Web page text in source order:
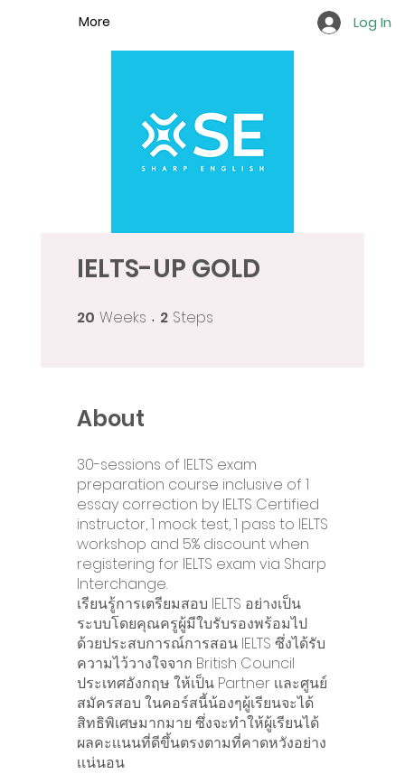
Log In
More
IELTS-UP GOLD
20 Weeks 20 Weeks
2 Steps
About
30-sessions of IELTS exam
preparation course inclusive of 1
essay correction by IELTS Certified
instructor, 1 mock test, 1 pass to IELTS
workshop and 5% discount when
registering for IELTS exam via Sharp
Interchange.
เรียนรู้การเตรียมสอบ IELTS อย่างเป็น
ระบบโดยคุณครูผู้มีใบรับรองพร้อมไป
ด้วยประสบการณ์การสอน IELTS ซึ่งได้รับ
ความไว้วางใจจาก British Council
ประเทศอังกฤษ ให้เป็น Partner เเละศูนย์
สมัครสอบ ในคอร์สนี้น้องๆผู้เรียนจะได้
สิทธิพิเศษมากมาย ซึ่งจะทำให้ผู้เรียนได้
ผลคะเเนนที่ดีขึ้นตรงตามที่คาดหวังอย่าง
เเน่นอน